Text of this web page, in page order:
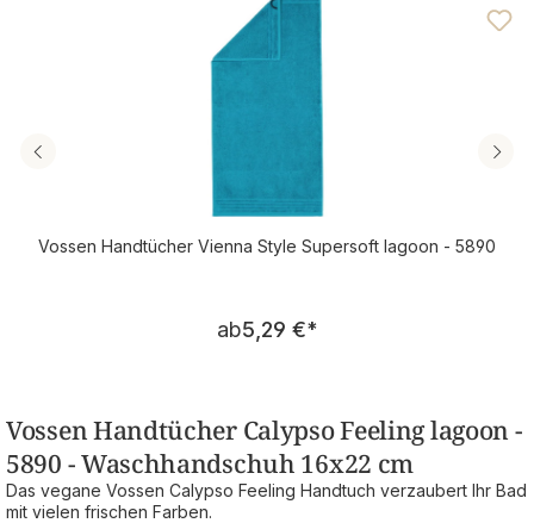
Vossen Handtücher Vienna Style Supersoft lagoon - 5890
Regulärer Preis:
ab5,29 €*
Vossen Handtücher Calypso Feeling lagoon -
5890 - Waschhandschuh 16x22 cm
Das vegane Vossen Calypso Feeling Handtuch verzaubert Ihr Bad
mit vielen frischen Farben.